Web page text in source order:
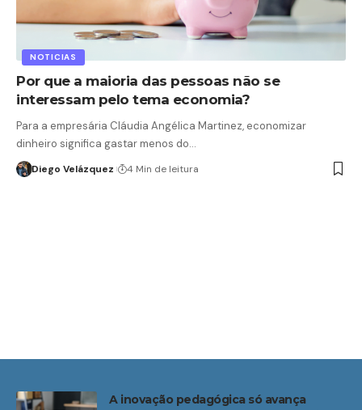
NOTICIAS
Por que a maioria das pessoas não se
interessam pelo tema economia?
Para a empresária Cláudia Angélica Martinez, economizar
dinheiro significa gastar menos do…
Diego Velázquez 4 Min de leitura
A inovação pedagógica só avança